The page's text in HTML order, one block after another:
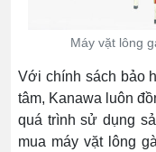
Máy vặt lông
Với chính sách bảo
tâm, Kanawa luôn
quá trình sử dụng
mua máy vặt lông